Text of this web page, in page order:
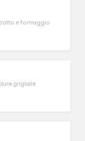
e formaggio
grigliate